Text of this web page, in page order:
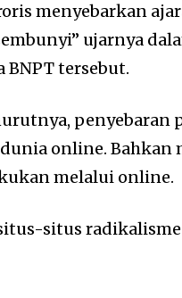
menyebarkan
ujarnya
BNPT tersebut.
penyebaran
online. Bahkan
melalui online.
situs